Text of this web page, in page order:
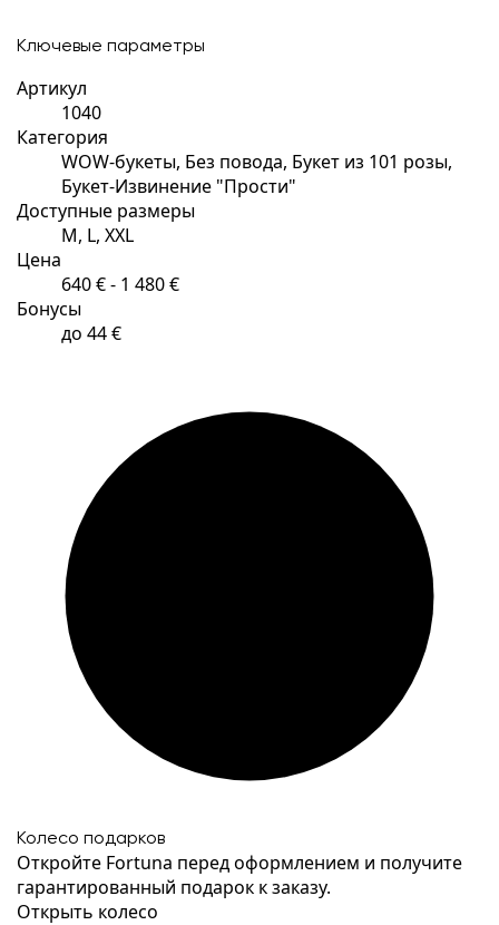
Ключевые параметры
Артикул
1040
Категория
WOW-букеты, Без повода, Букет из 101 розы,
Букет-Извинение "Прости"
Доступные размеры
M, L, XXL
Цена
640 € - 1 480 €
Бонусы
до 44 €
Колесо подарков
Откройте Fortuna перед оформлением и получите
гарантированный подарок к заказу.
Открыть колесо